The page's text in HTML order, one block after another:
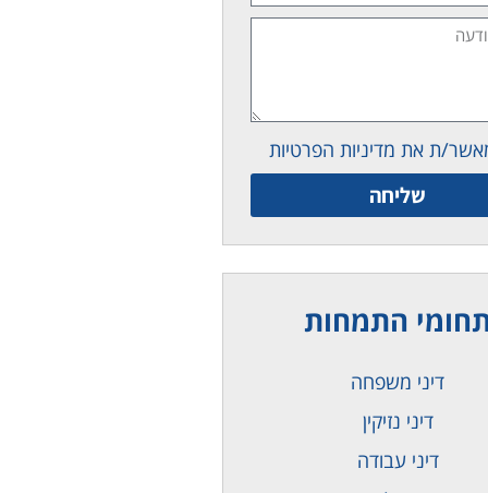
ת את מדיניות הפרטיות
שליחה
התמחות
דיני משפחה
דיני נזיקין
דיני עבודה